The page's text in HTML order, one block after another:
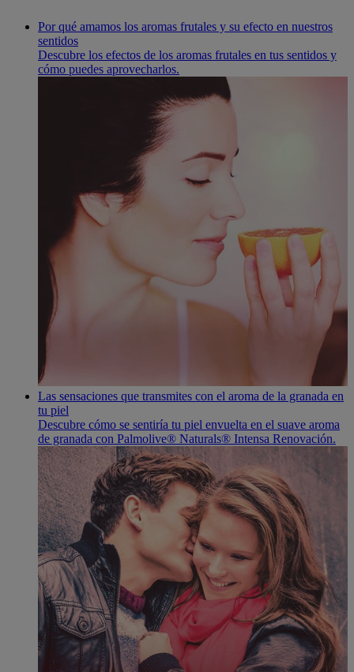
Por qué amamos los aromas frutales y su efecto en nuestros
sentidos
Descubre los efectos de los aromas frutales en tus sentidos y
cómo puedes aprovecharlos.
Las sensaciones que transmites con el aroma de la granada en
tu piel
Descubre cómo se sentiría tu piel envuelta en el suave aroma
de granada con Palmolive® Naturals® Intensa Renovación.